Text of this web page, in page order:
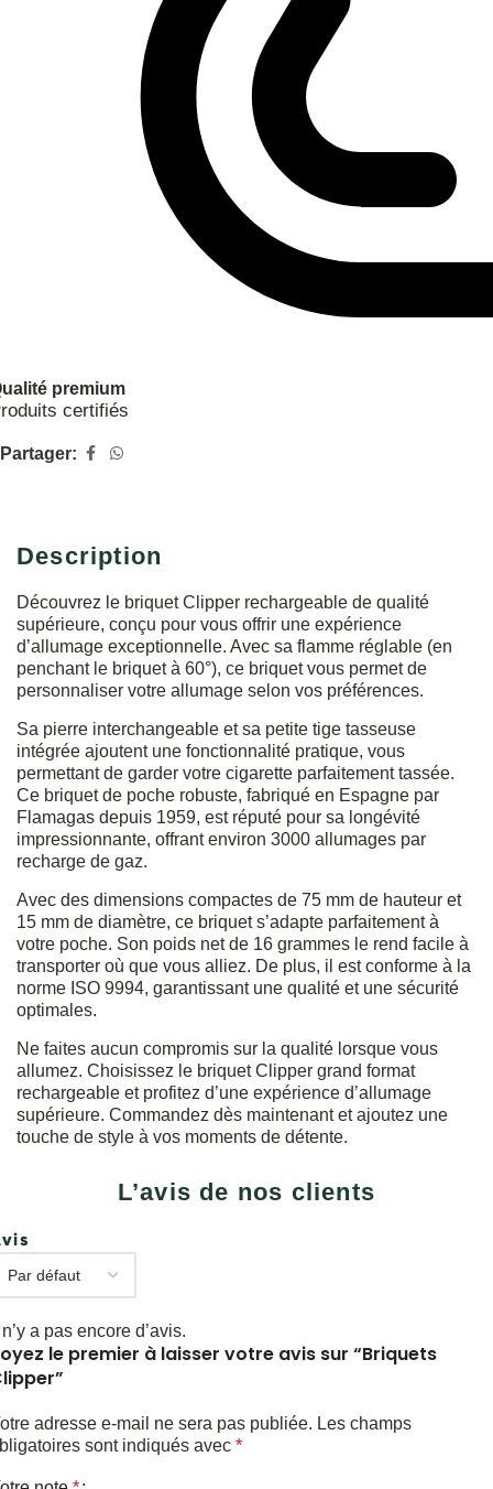
premium
certifiés
Partager:
Description
Découvrez le briquet Clipper rechargeable de qualité
supérieure, conçu pour vous offrir une expérience
d’allumage exceptionnelle. Avec sa flamme réglable (en
penchant le briquet à 60°), ce briquet vous permet de
personnaliser votre allumage selon vos préférences.
Sa pierre interchangeable et sa petite tige tasseuse
intégrée ajoutent une fonctionnalité pratique, vous
permettant de garder votre cigarette parfaitement tassée.
Ce briquet de poche robuste, fabriqué en Espagne par
Flamagas depuis 1959, est réputé pour sa longévité
impressionnante, offrant environ 3000 allumages par
recharge de gaz.
Avec des dimensions compactes de 75 mm de hauteur et
15 mm de diamètre, ce briquet s’adapte parfaitement à
votre poche. Son poids net de 16 grammes le rend facile à
transporter où que vous alliez. De plus, il est conforme à la
norme ISO 9994, garantissant une qualité et une sécurité
optimales.
Ne faites aucun compromis sur la qualité lorsque vous
allumez. Choisissez le briquet Clipper grand format
rechargeable et profitez d’une expérience d’allumage
supérieure. Commandez dès maintenant et ajoutez une
touche de style à vos moments de détente.
L’avis de nos clients
a pas encore d’avis.
le premier à laisser votre avis sur “Briquets
adresse e-mail ne sera pas publiée. Les champs
sont indiqués avec *